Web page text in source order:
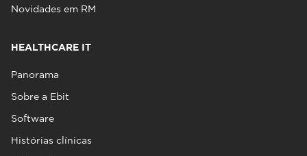
Novidades em RM
HEALTHCARE IT
Panorama
Sobre a Ebit
Software
Histórias clínicas